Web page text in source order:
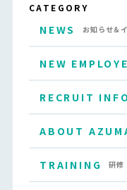
CATEGORY
NEWS お知らせ＆
NEW
RECRUIT
ABOUT
TRAINING 研修